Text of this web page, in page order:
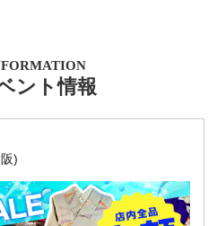
ント情報
)